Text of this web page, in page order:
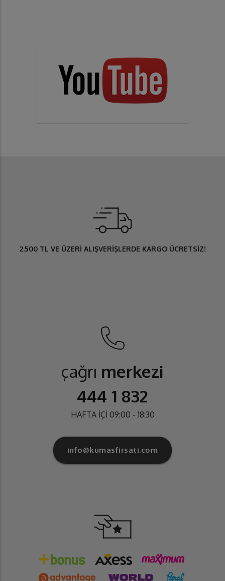
2.500 TL VE ÜZERİ ALIŞVERİŞLERDE KARGO ÜCRETSİZ!
çağrı merkezi
444 1 832
HAFTA İÇİ 09:00 - 18:30
info@kumasfirsati.com